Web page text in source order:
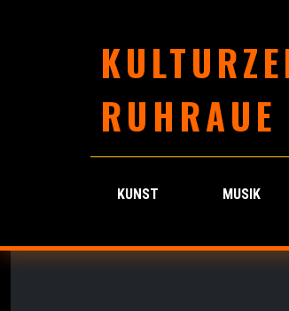
RUHRAUE
KUNST MUSIK